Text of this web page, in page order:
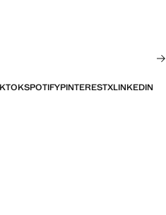
SPOTIFYPINTERESTXLINKEDIN